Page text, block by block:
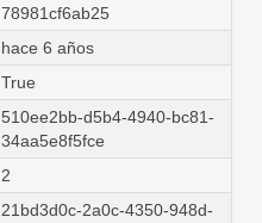
78981cf6ab25
hace 6 años
True
510ee2bb-d5b4-4940-bc81-
34aa5e8f5fce
2
21bd3d0c-2a0c-4350-948d-